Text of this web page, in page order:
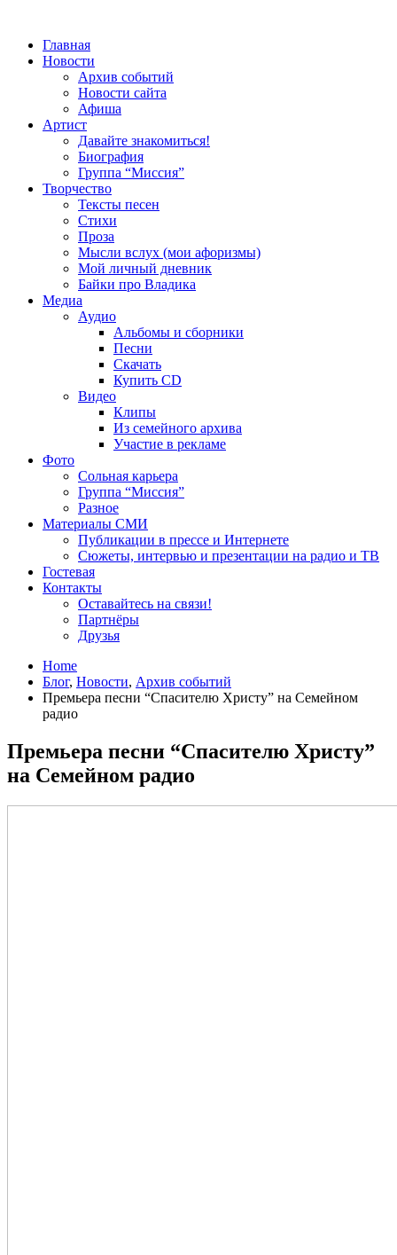
Главная
Новости
Архив событий
Новости сайта
Афиша
Артист
Давайте знакомиться!
Биография
Группа “Миссия”
Творчество
Тексты песен
Стихи
Проза
Мысли вслух (мои афоризмы)
Мой личный дневник
Байки про Владика
Медиа
Аудио
Альбомы и сборники
Песни
Скачать
Купить CD
Видео
Клипы
Из семейного архива
Участие в рекламе
Фото
Сольная карьера
Группа “Миссия”
Разное
Материалы СМИ
Публикации в прессе и Интернете
Сюжеты, интервью и презентации на радио и ТВ
Гостевая
Контакты
Оставайтесь на связи!
Партнёры
Друзья
Home
Блог, Новости, Архив событий
Премьера песни “Спасителю Христу” на Семейном
радио
Премьера песни “Спасителю Христу”
на Семейном радио